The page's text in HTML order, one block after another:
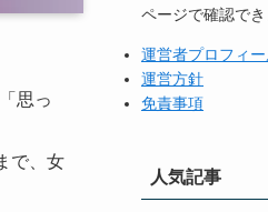
思っ
で、女
ページで確認でき
運営者プロフィ
運営方針
免責事項
人気記事